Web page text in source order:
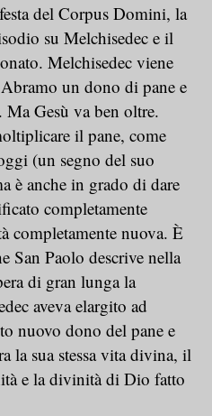
del Corpus Domini, la
su Melchisedec e il
Melchisedec viene
un dono di pane e
Gesù va ben oltre.
il pane, come
(un segno del suo
è anche in grado di dare
completamente
completamente nuova. È
San Paolo descrive nella
di gran lunga la
aveva elargito ad
nuovo dono del pane e
la sua stessa vita divina, il
e la divinità di Dio fatto